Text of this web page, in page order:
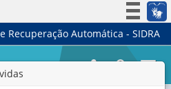
Simplifique!
Recuperação Automática - SIDRA